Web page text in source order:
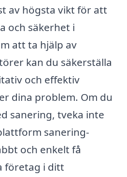
av högsta vikt för att
och säkerhet i
att ta hjälp av
kan du säkerställa
och effektiv
dina problem. Om du
sanering, tveka inte
sanering-
och enkelt få
företag i ditt